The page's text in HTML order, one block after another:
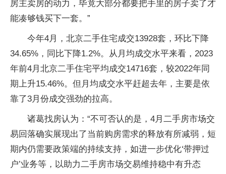
房主卖房的动力，毕竟大部分都要把手里的房子卖了才
能凑够钱买下一套。”
今年4月，北京二手住宅成交13928套，环比下降
34.65%，同比下降1.2%。从月均成交水平来看，2023
年前4月北京二手住宅平均成交14716套，较2022年同
期上升15.46%。但月均成交水平赶超去年，主要是依
靠了3月份成交强劲的拉高。
诸葛找房认为：“不可否认的是，4月二手房市场交
易回落确实展现出了当前购房需求的释放有所减弱，短
期内仍需要政策端的持续支持，如进一步优化‘带押过
户’业务等，以助力二手房市场交易维持稳中有升态